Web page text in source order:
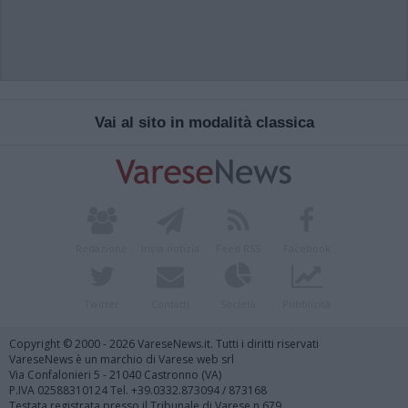
Vai al sito in modalità classica
Copyright © 2000 - 2026 VareseNews.it. Tutti i diritti riservati
VareseNews è un marchio di Varese web srl
Via Confalonieri 5 - 21040 Castronno (VA)
P.IVA 02588310124 Tel. +39.0332.873094 / 873168